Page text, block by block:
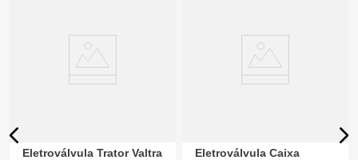
Eletroválvula Trator Valtra
Eletroválvula Caixa